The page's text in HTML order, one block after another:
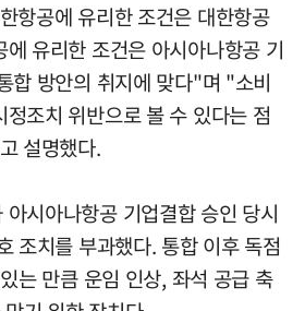
항공에 유리한 조건은 대한항공
유리한 조건은 아시아나항공 기
합 방안의 취지에 맞다"며 "소비
조치 위반으로 볼 수 있다는 점
설명했다.
시아나항공 기업결합 승인 당시
조치를 부과했다. 통합 이후 독점
는 만큼 운임 인상, 좌석 공급 축